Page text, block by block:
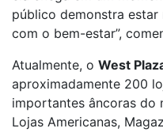
público demonstra
com o bem-estar”,
Atualmente, o West
aproximadamente 200
importantes âncoras do
Lojas Americanas,